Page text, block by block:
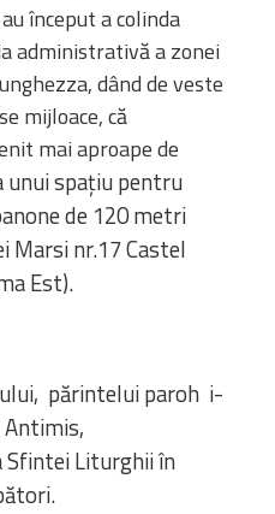
început a colinda
administrativă a zonei
dând de veste
mijloace, că
mai aproape de
unui spaţiu pentru
de 120 metri
Marsi nr.17 Castel
Est).
părintelui paroh i-
Sfintei Liturghii în